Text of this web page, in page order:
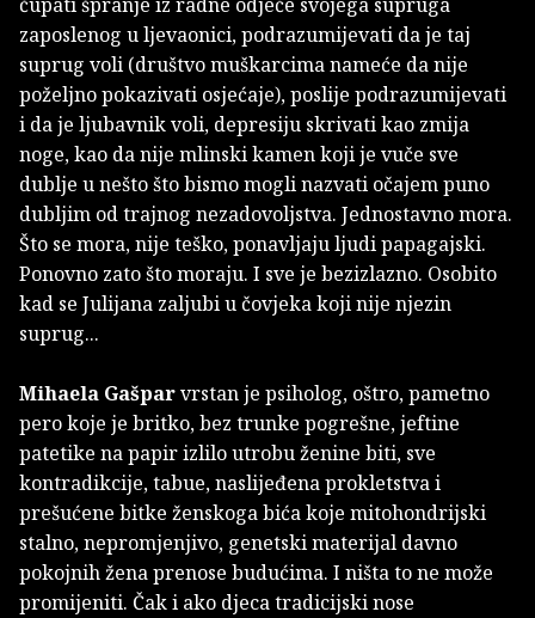
zaposlenog u ljevaonici, podrazumijevati da je taj
suprug voli (društvo muškarcima nameće da nije
poželjno pokazivati osjećaje), poslije podrazumijevati
i da je ljubavnik voli, depresiju skrivati kao zmija
noge, kao da nije mlinski kamen koji je vuče sve
dublje u nešto što bismo mogli nazvati očajem puno
dubljim od trajnog nezadovoljstva. Jednostavno mora.
Što se mora, nije teško, ponavljaju ljudi papagajski.
Ponovno zato što moraju. I sve je bezizlazno. Osobito
kad se Julijana zaljubi u čovjeka koji nije njezin
suprug...
Mihaela Gašparvrstan je psiholog, oštro, pametno
pero koje je britko, bez trunke pogrešne, jeftine
patetike na papir izlilo utrobu ženine biti, sve
kontradikcije, tabue, naslijeđena prokletstva i
prešućene bitke ženskoga bića koje mitohondrijski
stalno, nepromjenjivo, genetski materijal davno
pokojnih žena prenose budućima. I ništa to ne može
promijeniti. Čak i ako djeca tradicijski nose